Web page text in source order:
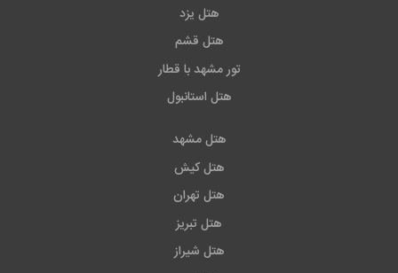
هتل یزد
هتل قشم
تور مشهد با قطار
هتل استانبول
هتل مشهد
هتل کیش
هتل تهران
هتل تبریز
هتل شیراز